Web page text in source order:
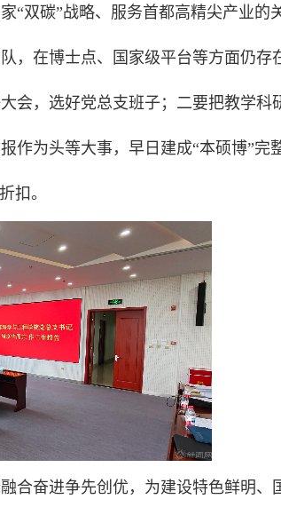
“双碳”战略、服务首都高精尖产业的
，在博士点、国家级平台等方面仍存
会，选好党总支班子；二要把教学科
作为头等大事，早日建成“本硕博”完
扣。
合奋进争先创优，为建设特色鲜明、